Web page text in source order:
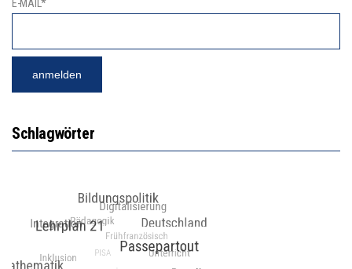
E-MAIL*
Schlagwörter